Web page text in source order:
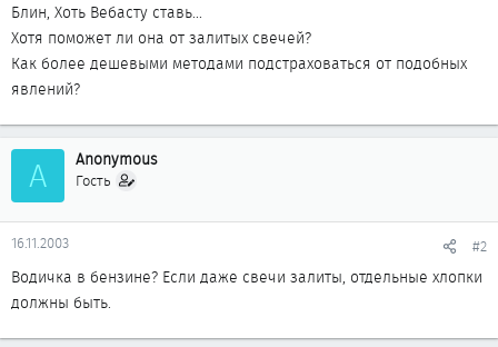
Блин, Хоть Вебасту ставь...
Хотя поможет ли она от залитых свечей?
Как более дешевыми методами подстраховаться от подобных
явлений?
A Anonymous
Гость
16.11.2003 #2
Водичка в бензине? Если даже свечи залиты, отдельные хлопки
должны быть.